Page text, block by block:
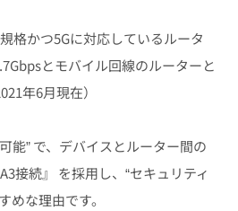
格かつ5Gに対応しているルータ
とモバイル回線のルーターと
年6月現在）
能”で、デバイスとルーター間の
接続』 を採用し、 “セキュリティ
めな理由です。